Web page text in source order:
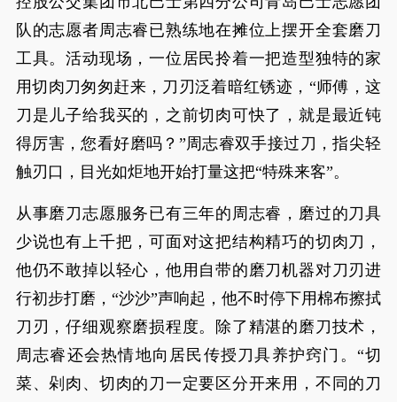
队的志愿者周志睿已熟练地在摊位上摆开全套磨刀
工具。活动现场，一位居民拎着一把造型独特的家
用切肉刀匆匆赶来，刀刃泛着暗红锈迹，“师傅，这
刀是儿子给我买的，之前切肉可快了，就是最近钝
得厉害，您看好磨吗？”周志睿双手接过刀，指尖轻
触刃口，目光如炬地开始打量这把“特殊来客”。
从事磨刀志愿服务已有三年的周志睿，磨过的刀具
少说也有上千把，可面对这把结构精巧的切肉刀，
他仍不敢掉以轻心，他用自带的磨刀机器对刀刃进
行初步打磨，“沙沙”声响起，他不时停下用棉布擦拭
刀刃，仔细观察磨损程度。除了精湛的磨刀技术，
周志睿还会热情地向居民传授刀具养护窍门。“切
菜、剁肉、切肉的刀一定要区分开来用，不同的刀